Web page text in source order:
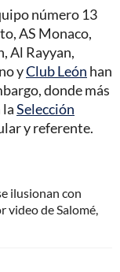
número 13
AS Monaco,
Al Rayyan,
yClub León han
donde más
laSelección
y referente.
ilusionan con
video de Salomé,